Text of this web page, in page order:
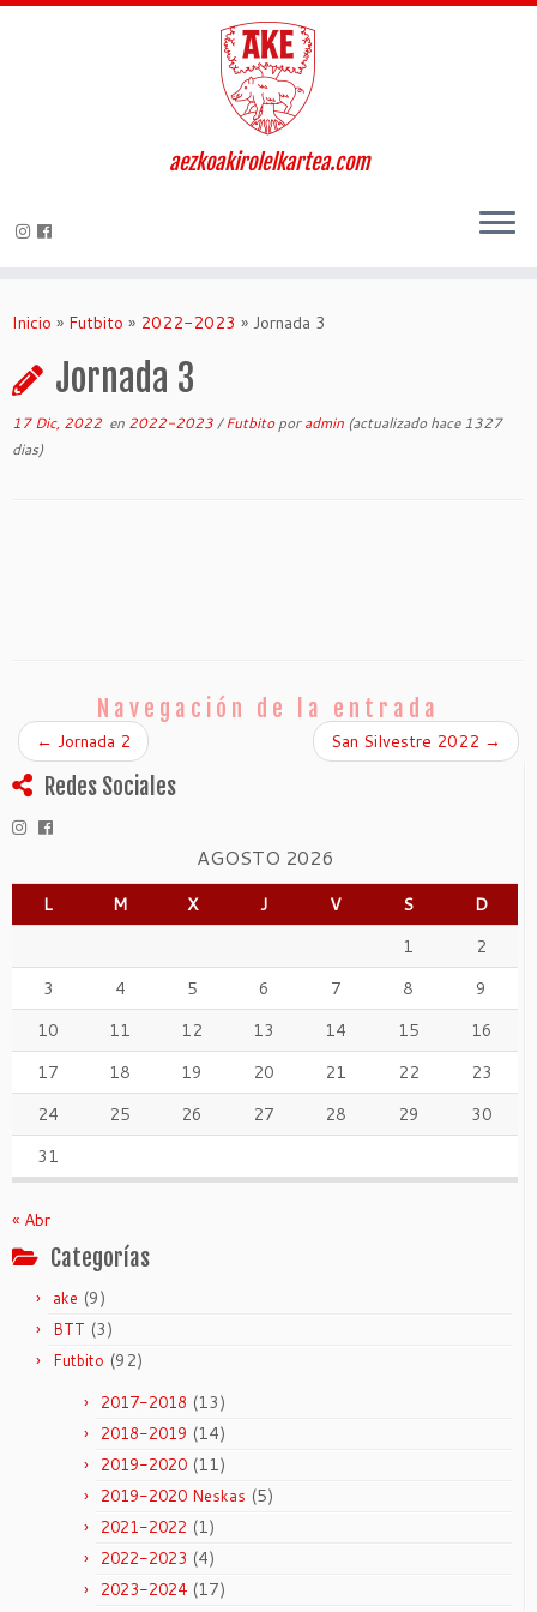
aezkoakirolelkartea.com
Inicio » Futbito » 2022-2023 » Jornada 3
Jornada 3
17 Dic, 2022 en 2022-2023/Futbitoporadmin (actualizado hace 1327
dias)
Navegación de la entrada
← Jornada 2 San Silvestre 2022 →
Redes Sociales
AGOSTO 2026
L M X J V S
D
1
2
3
4 5 6 7 8
9
10
11 12 13 14 15
16
17
18 19 20 21 22
23
24
25 26 27 28 29
30
31
« Abr
Categorías
ake (9)
BTT (3)
Futbito (92)
2017-2018 (13)
2018-2019 (14)
2019-2020 (11)
2019-2020 Neskas (5)
2021-2022 (1)
2022-2023 (4)
2023-2024 (17)